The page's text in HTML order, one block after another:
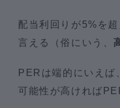
配当利回りが5%を
言える（俗にいう、
PERは端的にいえば
可能性が高ければ